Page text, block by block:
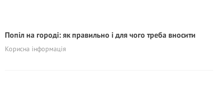
Попіл на городі: як правильно і для чого треба вносити
Корисна інформація